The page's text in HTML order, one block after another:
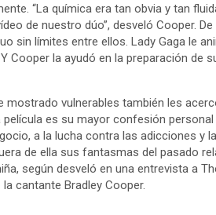
“La química era tan obvia y tan
de nuestro dúo”, desveló Cooper.
sin límites entre ellos. Lady Gaga le
Cooper la ayudó en la preparación de
vulnerables también les
es su mayor confesión
a la lucha contra las adicciones y
de ella sus fantasmas del pasado
según desveló en una entrevista a
cantante Bradley Cooper.